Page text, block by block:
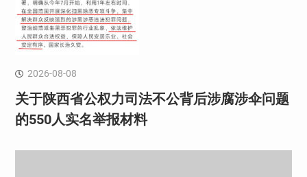
2026-08-08
关于陕西省公权力司法不公背后涉腐涉伞问题
的550人实名举报材料